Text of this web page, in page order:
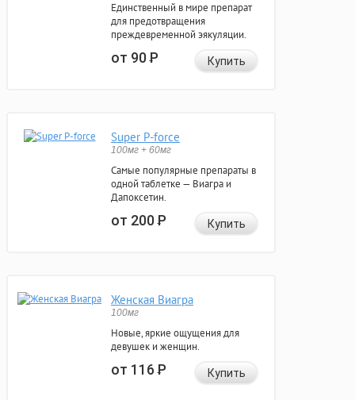
Единственный в мире препарат
для предотвращения
преждевременной эякуляции.
от 90Р Купить
Super P-force
100мг + 60мг
Самые популярные препараты в
одной таблетке — Виагра и
Дапоксетин.
от 200Р Купить
Женская Виагра
100мг
Новые, яркие ощущения для
девушек и женщин.
от 116Р Купить